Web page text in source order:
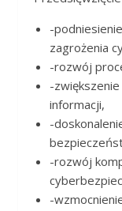
-
zagrożenia
-rozwój
-
informacji,
-
-rozwój
-